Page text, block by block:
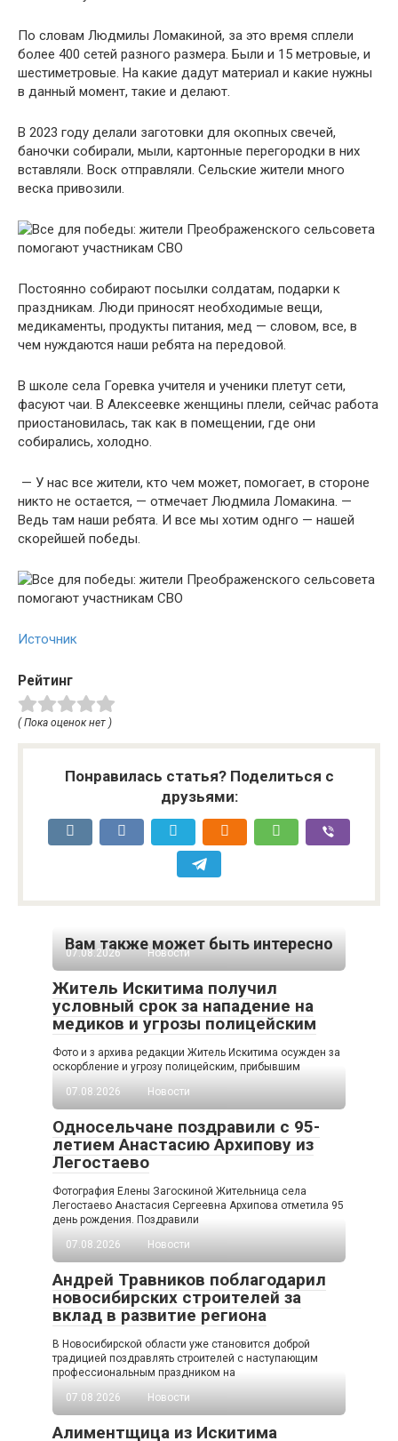
По словам Людмилы Ломакиной, за это время сплели
более 400 сетей разного размера. Были и 15 метровые, и
шестиметровые. На какие дадут материал и какие нужны
в данный момент, такие и делают.
В 2023 году делали заготовки для окопных свечей,
баночки собирали, мыли, картонные перегородки в них
вставляли. Воск отправляли. Сельские жители много
веска привозили.
Постоянно собирают посылки солдатам, подарки к
праздникам. Люди приносят необходимые вещи,
медикаменты, продукты питания, мед — словом, все, в
чем нуждаются наши ребята на передовой.
В школе села Горевка учителя и ученики плетут сети,
фасуют чаи. В Алексеевке женщины плели, сейчас работа
приостановилась, так как в помещении, где они
собирались, холодно.
— У нас все жители, кто чем может, помогает, в стороне
никто не остается, — отмечает Людмила Ломакина. —
Ведь там наши ребята. И все мы хотим однго — нашей
скорейшей победы.
Источник
Рейтинг
( Пока оценок нет )
Понравилась статья? Поделиться с
друзьями:
Вам также может быть интересно
07.08.2026 Новости
Житель Искитима получил
условный срок за нападение на
медиков и угрозы полицейским
Фото и з архива редакции Житель Искитима осужден за
оскорбление и угрозу полицейским, прибывшим
07.08.2026
Новости
Односельчане поздравили с 95-
летием Анастасию Архипову из
Легостаево
Фотография Елены Загоскиной Жительница села
Легостаево Анастасия Сергеевна Архипова отметила 95
день рождения. Поздравили
07.08.2026
Новости
Андрей Травников поблагодарил
новосибирских строителей за
вклад в развитие региона
В Новосибирской области уже становится доброй
традицией поздравлять строителей с наступающим
профессиональным праздником на
07.08.2026
Новости
Алиментщица из Искитима